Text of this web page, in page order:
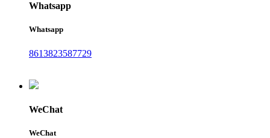
Whatsapp
Whatsapp
8613823587729
WeChat
WeChat